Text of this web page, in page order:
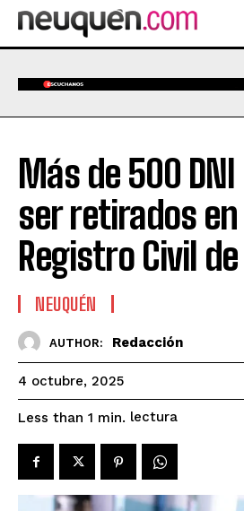
Más de 500
ser retirados en
Registro Civil
NEUQUÉN
AUTHOR: Redacción
4 octubre, 2025
Less than 1 min. lectura